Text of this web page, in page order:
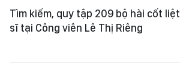
Tìm kiếm, quy tập 209 bộ hài cốt liệt
sĩ tại Công viên Lê Thị Riêng